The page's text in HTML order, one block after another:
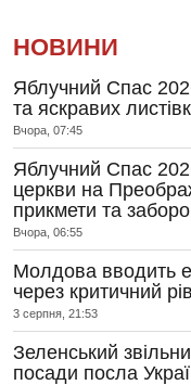
НОВИНИ
Яблучний Спас
та яскравих
Вчора, 07:45
Яблучний Спас
церкви на
прикмети та
Вчора, 06:55
Молдова вводить
через критичний
3 серпня, 21:53
Зеленський
посади посла